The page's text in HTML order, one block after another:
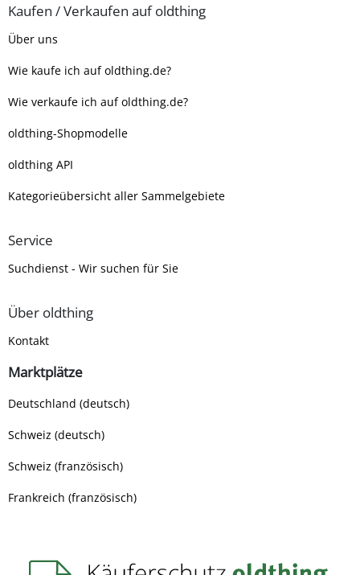
Kaufen / Verkaufen auf oldthing
Über uns
Wie kaufe ich auf oldthing.de?
Wie verkaufe ich auf oldthing.de?
oldthing-Shopmodelle
oldthing API
Kategorieübersicht aller Sammelgebiete
Service
Suchdienst - Wir suchen für Sie
Über oldthing
Kontakt
Marktplätze
Deutschland (deutsch)
Schweiz (deutsch)
Schweiz (französisch)
Frankreich (französisch)